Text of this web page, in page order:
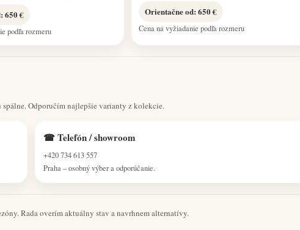
650 €
podľa rozmeru
Orientačne od: 650 €
Cena na vyžiadanie podľa rozmeru
Odporučím najlepšie varianty z kolekcie.
☎ Telefón / showroom
+420 734 613 557
Praha – osobný výber a odporúčanie.
Rada overím aktuálny stav a navrhnem alternatívy.